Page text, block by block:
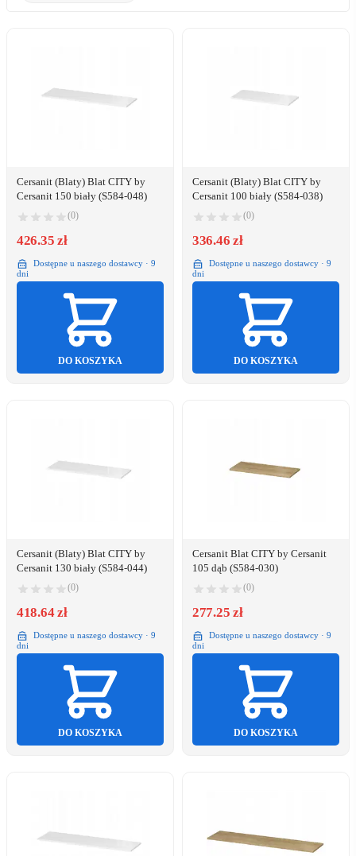
Cersanit (Blaty) Blat CITY by
Cersanit 150 biały (S584-048)
(0)
426.35 zł
Dostępne u naszego dostawcy · 9
dni
DO KOSZYKA
Cersanit (Blaty) Blat CITY by
Cersanit 100 biały (S584-038)
(0)
336.46 zł
Dostępne u naszego dostawcy · 9
dni
DO KOSZYKA
Cersanit (Blaty) Blat CITY by
Cersanit 130 biały (S584-044)
(0)
418.64 zł
Dostępne u naszego dostawcy · 9
dni
DO KOSZYKA
Cersanit Blat CITY by Cersanit
105 dąb (S584-030)
(0)
277.25 zł
Dostępne u naszego dostawcy · 9
dni
DO KOSZYKA